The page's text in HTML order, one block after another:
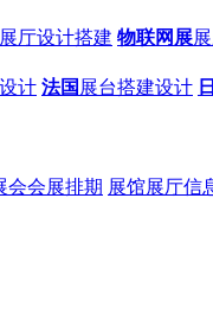
展厅设计搭建 物联网展
计 法国 展台搭建设计
会会展排期 展馆展厅信